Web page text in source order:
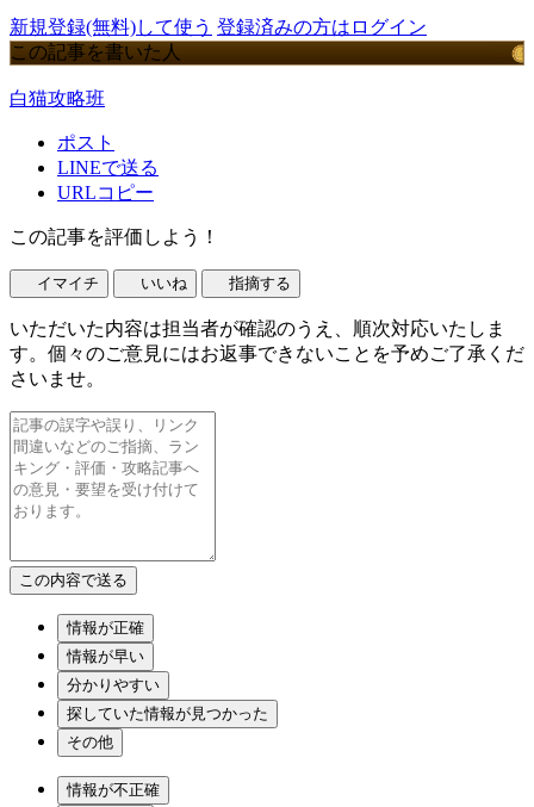
新規登録(無料)して使う 登録済みの方はログイン
この記事を書いた人
白猫攻略班
ポスト
LINEで送る
URLコピー
この記事を評価しよう！
イマイチ いいね 指摘する
いただいた内容は担当者が確認のうえ、順次対応いたしま
す。個々のご意見にはお返事できないことを予めご了承くだ
さいませ。
情報が正確
情報が早い
分かりやすい
探していた情報が見つかった
その他
情報が不正確